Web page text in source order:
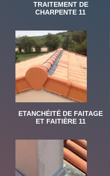
TRAITEMENT DE
CHARPENTE 11
ETANCHÉITÉ DE FAITAGE
ET FAITIÈRE 11